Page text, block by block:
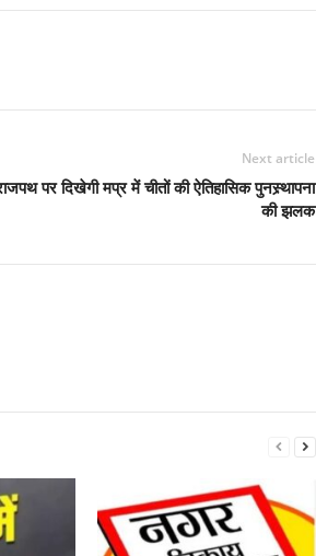
Next article
पर दिखेगी मप्र में चीतों की ऐतिहासिक पुनस्र्थापना
की झलक